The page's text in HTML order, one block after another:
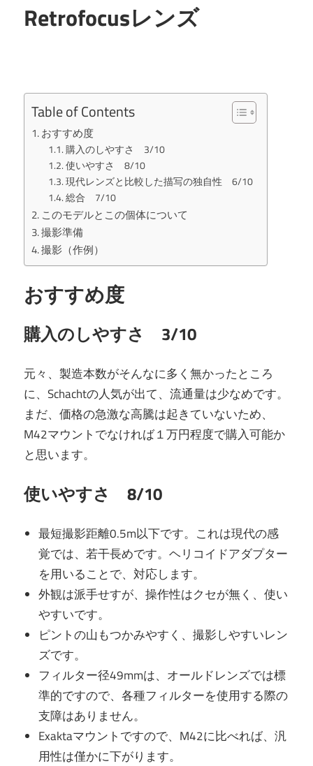
Retrofocusレンズ
Table of Contents
おすすめ度
購入のしやすさ 3/10
使いやすさ 8/10
現代レンズと比較した描写の独自性 6/10
総合 7/10
このモデルとこの個体について
撮影準備
撮影（作例）
おすすめ度
購入のしやすさ 3/10
元々、製造本数がそんなに多く無かったところ
に、Schachtの人気が出て、流通量は少なめです。
まだ、価格の急激な高騰は起きていないため、
M42マウントでなければ１万円程度で購入可能か
と思います。
使いやすさ 8/10
最短撮影距離0.5m以下です。これは現代の感
覚では、若干長めです。ヘリコイドアダプター
を用いることで、対応します。
外観は派手せすが、操作性はクセが無く、使い
やすいです。
ピントの山もつかみやすく、撮影しやすいレン
ズです。
フィルター径49mmは、オールドレンズでは標
準的ですので、各種フィルターを使用する際の
支障はありません。
Exaktaマウントですので、M42に比べれば、汎
用性は僅かに下がります。